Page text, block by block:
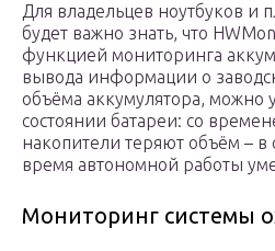
Для владельцев ноутбуков и
будет важно знать, что
функцией мониторинга
вывода информации о
объёма аккумулятора, можно
состоянии батареи: со
накопители теряют объём – в
время автономной работы
Мониторинг системы